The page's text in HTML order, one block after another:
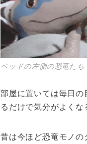
ベッドの左側の恐竜たち
部屋に置いては毎日
るだけで気分がよくな
昔は今ほど恐竜モノ